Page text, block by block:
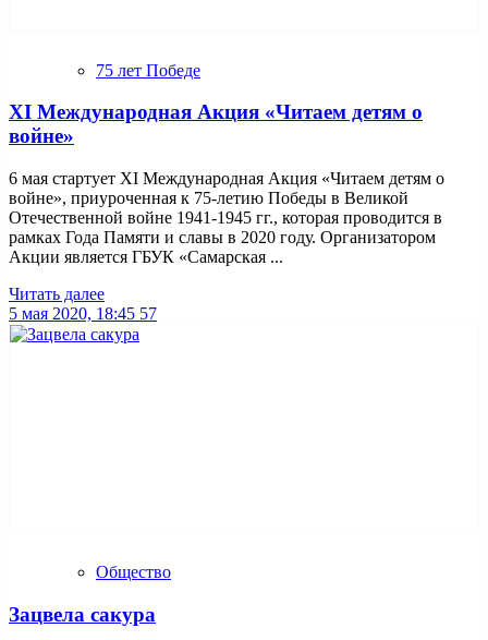
75 лет Победе
ХI Международная Акция «Читаем детям о
войне»
6 мая стартует ХI Международная Акция «Читаем детям о
войне», приуроченная к 75-летию Победы в Великой
Отечественной войне 1941-1945 гг., которая проводится в
рамках Года Памяти и славы в 2020 году. Организатором
Акции является ГБУК «Самарская ...
Читать далее
5 мая 2020, 18:45 57
Общество
Зацвела сакура